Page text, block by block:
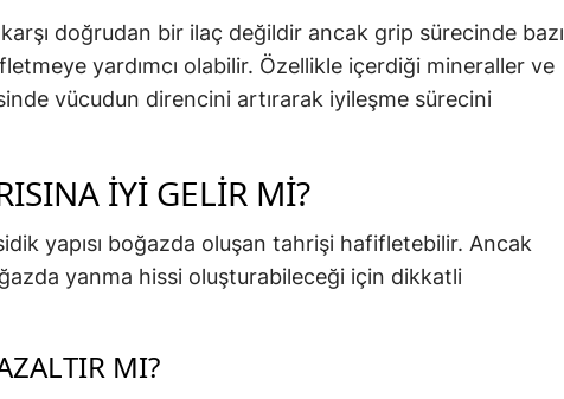
doğrudan bir ilaç değildir ancak grip sürecinde bazı
yardımcı olabilir. Özellikle içerdiği mineraller ve
vücudun direncini artırarak iyileşme sürecini
İYI GELIR MI?
yapısı boğazda oluşan tahrişi hafifletebilir. Ancak
yanma hissi oluşturabileceği için dikkatli
MI?